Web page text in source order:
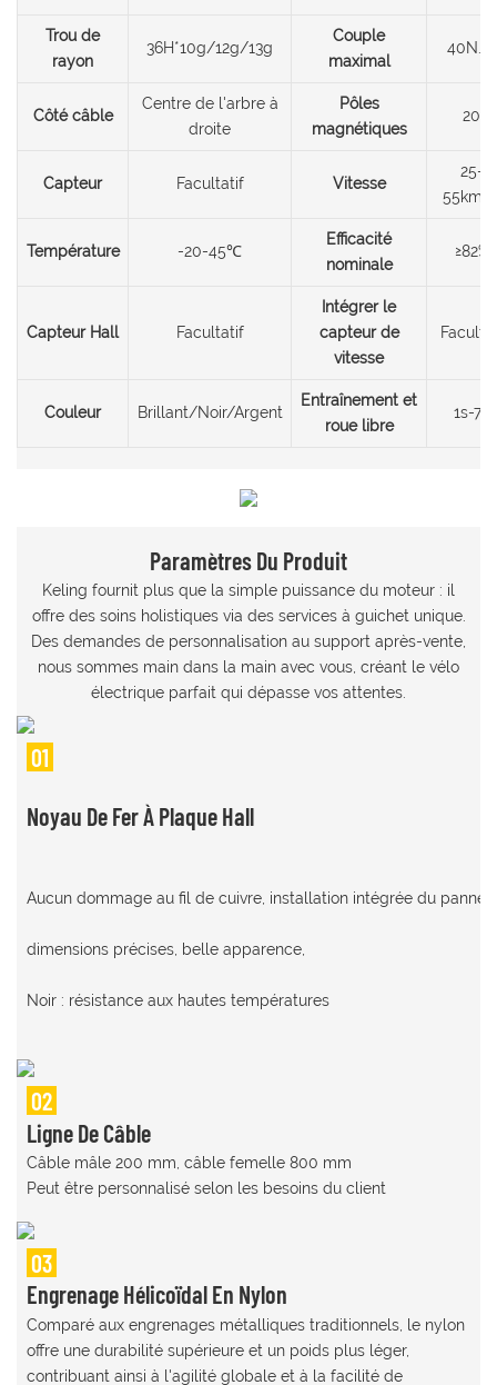
Trou de
rayon
36H*10g/12g/13g
Couple
maximal
40N.m
Côté câble
Centre de l'arbre à
droite
Pôles
magnétiques
20
Capteur Facultatif Vitesse
25-
55km/
Température -20-45℃
Efficacité
nominale
≥82%
Capteur Hall Facultatif
Intégrer le
capteur de
vitesse
Couleur Brillant/Noir/Argent
Entraînement et
roue libre
1s-7s
Paramètres Du Produit
Keling fournit plus que la simple puissance du moteur : il
offre des soins holistiques via des services à guichet unique.
Des demandes de personnalisation au support après-vente,
nous sommes main dans la main avec vous, créant le vélo
électrique parfait qui dépasse vos attentes.
01
Noyau De Fer À Plaque Hall
Noir : résistance aux hautes températures
02
Ligne De Câble
Câble mâle 200 mm, câble femelle 800 mm
Peut être personnalisé selon les besoins du client
03
Engrenage Hélicoïdal En Nylon
Comparé aux engrenages métalliques traditionnels, le nylon
offre une durabilité supérieure et un poids plus léger,
contribuant ainsi à l'agilité globale et à la facilité de